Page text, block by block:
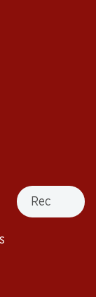
Recherche
de mûres, de
de rose, de
Bouche pleine